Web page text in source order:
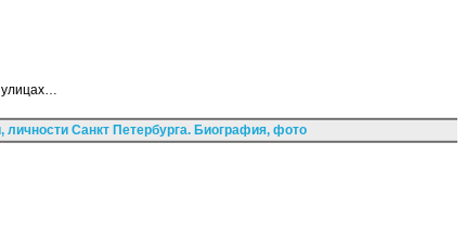
улицах…
личности Санкт Петербурга. Биография, фото